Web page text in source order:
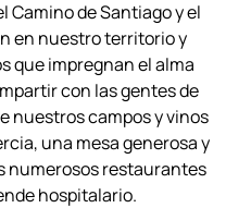
Camino de Santiago y el
en nuestro territorio y
que impregnan el alma
con las gentes de
nuestros campos y vinos
una mesa generosa y
numerosos restaurantes
hospitalario.